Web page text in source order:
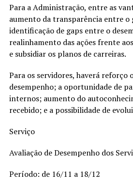
Para a Administração, entre as
aumento da transparência entre o
identificação de gaps entre o
realinhamento das ações frente
e subsidiar os planos de carreiras.
Para os servidores, haverá reforço
desempenho; a oportunidade de
internos; aumento do
recebido; e a possibilidade de
Serviço
Avaliação de Desempenho dos
Período: de 16/11 a 18/12